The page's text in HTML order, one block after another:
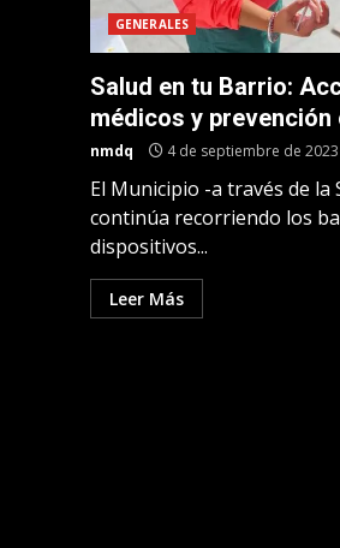
GENERALES
Salud en tu Barrio:
médicos y prevención
nmdq 4 de septiembre de 2023
El Municipio -a través de la
continúa recorriendo los
dispositivos...
Leer Más